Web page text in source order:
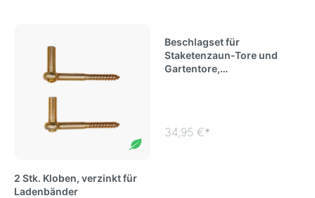
2 Stk. Kloben, verzinkt für
Ladenbänder
Beschlagset für
Staketenzaun-Tore und
Gartentore,
34,95 €*